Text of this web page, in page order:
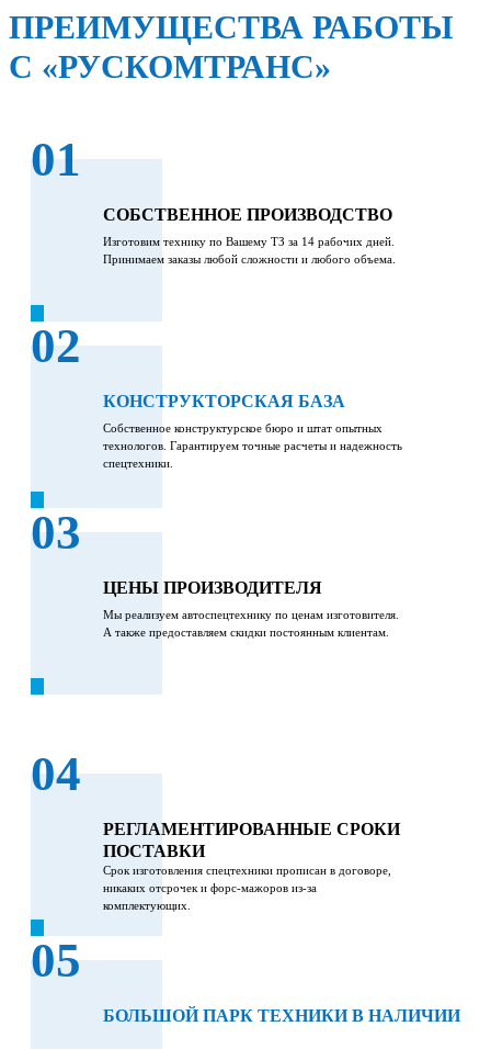
ПРЕИМУЩЕСТВА РАБОТЫ
С «РУСКОМТРАНС»
01
СОБСТВЕННОЕ ПРОИЗВОДСТВО
Изготовим технику по Вашему ТЗ за 14 рабочих дней.
Принимаем заказы любой сложности и любого объема.
02
КОНСТРУКТОРСКАЯ БАЗА
Собственное конструктурское бюро и штат опытных
технологов. Гарантируем точные расчеты и надежность
спецтехники.
03
ЦЕНЫ ПРОИЗВОДИТЕЛЯ
Мы реализуем автоспецтехнику по ценам изготовителя.
А также предоставляем скидки постоянным клиентам.
04
РЕГЛАМЕНТИРОВАННЫЕ СРОКИ
ПОСТАВКИ
Срок изготовления спецтехники прописан в договоре,
никаких отсрочек и форс-мажоров из-за
комплектующих.
05
БОЛЬШОЙ ПАРК ТЕХНИКИ В НАЛИЧИИ